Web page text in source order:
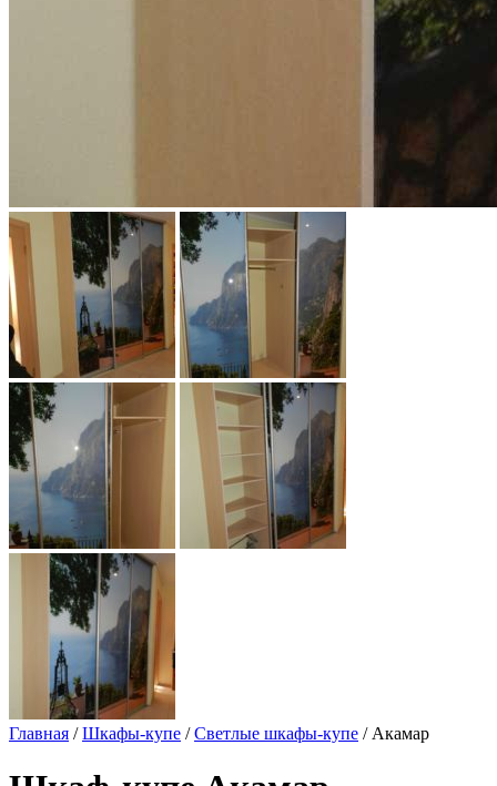
Главная /Шкафы-купе /Светлые шкафы-купе / Акамар